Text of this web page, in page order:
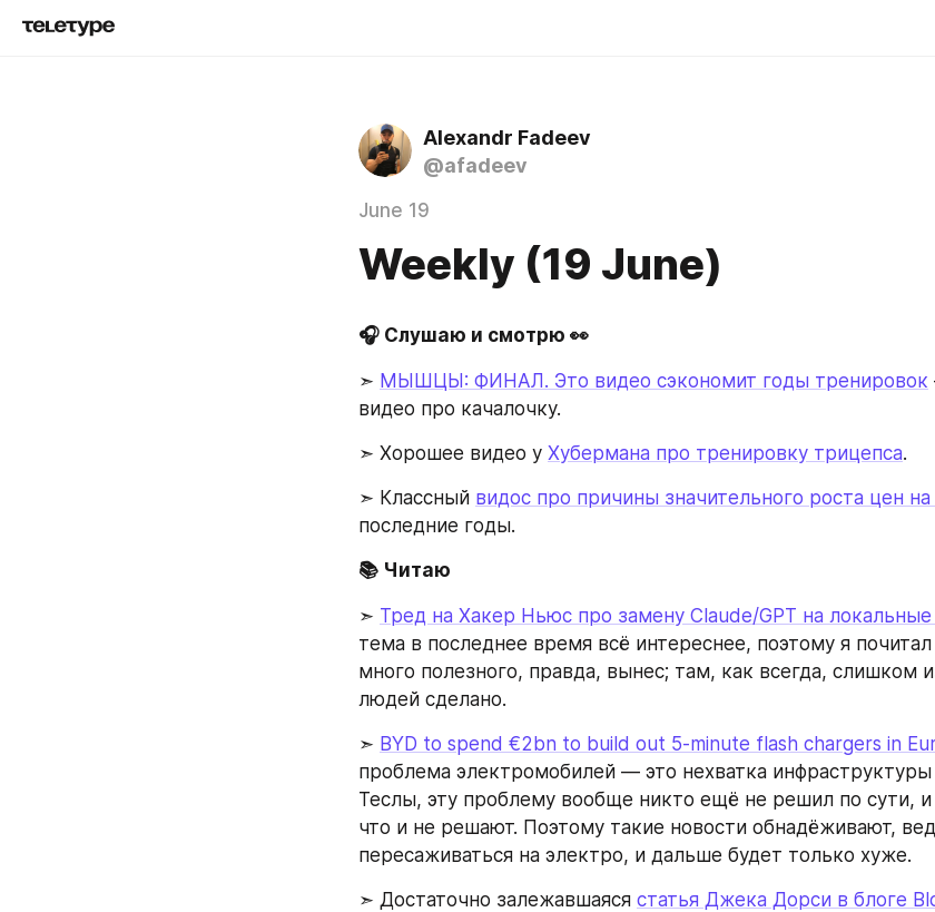
Alexandr Fadeev
@afadeev
June 19
Weekly (19 June)
🎧️ Слушаю и смотрю 👀
➣ МЫШЦЫ: ФИНАЛ. Это видео сэкономит годы тренировок
видео про качалочку.
➣ Хорошее видео у Хубермана про тренировку трицепса.
➣ Классный видос про причины значительного роста цен на
последние годы.
📚️ Читаю
➣ Тред на Хакер Ньюс про замену Claude/GPT на
тема в последнее время всё интереснее, поэтому я
много полезного, правда, вынес; там, как всегда, слишком
людей сделано.
➣ BYD to spend €2bn to build out 5-minute flash chargers in
проблема электромобилей — это нехватка
Теслы, эту проблему вообще никто ещё не решил по сути,
что и не решают. Поэтому такие новости обнадёживают,
пересаживаться на электро, и дальше будет только хуже.
➣ Достаточно залежавшаяся статья Джека Дорси в блоге